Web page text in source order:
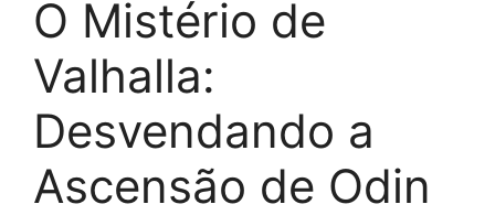
O Mistério de
Valhalla:
Desvendando a
Ascensão de Odin